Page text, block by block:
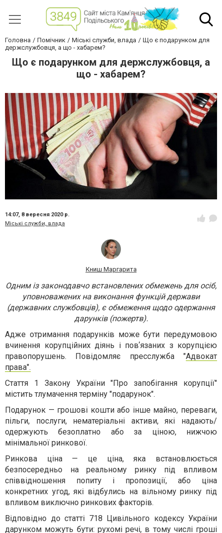
Головна Помічник Міські служби, влада
Що є подарунком для
держслужбовця, а що - хабарем?
Що є подарунком для держслужбовця, а
що - хабарем?
14:07, 8 вересня 2020 р.
Міські служби, влада
Книш Маргарита
Одним із законодавчо встановлених обмежень для осіб,
уповноважених на виконання функцій держави
(державних службовців), є обмеження щодо одержання
дарунків (пожертв).
Адже отримання подарунків може бути передумовою
вчинення корупційних діянь і повʼязаних з корупцією
правопорушень. Повідомляє пресслужба "Адвокат
права".
Стаття 1 Закону України "Про запобігання корупції"
містить тлумачення терміну "подарунок".
Подарунок — грошові кошти або інше майно, переваги,
пільги, послуги, нематеріальні активи, які надають/
одержують безоплатно або за ціною, нижчою
мінімальної ринкової.
Ринкова ціна — це ціна, яка встановлюється
безпосередньо на реальному ринку під впливом
співвідношення попиту і пропозиції, або ціна
конкретних угод, які відбулись на вільному ринку під
впливом виключно ринкових факторів.
Відповідно до статті 718 Цивільного кодексу України
дарунком можуть бути: рухомі речі, в тому числі гроші